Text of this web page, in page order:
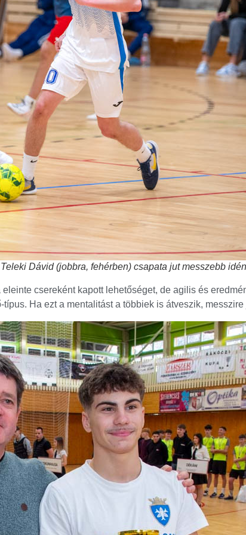
Dávid (jobbra, fehérben) csapata jut messzebb
csereként kapott lehetőséget, de agilis és
Ha ezt a mentalitást a többiek is átveszik,